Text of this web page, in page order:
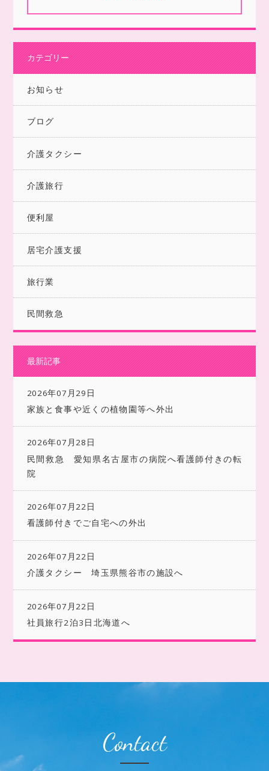
カテゴリー
お知らせ
ブログ
介護タクシー
介護旅行
便利屋
居宅介護支援
旅行業
民間救急
最新記事
2026年07月29日
家族と食事や近くの植物園等へ外出
2026年07月28日
民間救急 愛知県名古屋市の病院へ看護師付きの転
院
2026年07月22日
看護師付きでご自宅への外出
2026年07月22日
介護タクシー 埼玉県熊谷市の施設へ
2026年07月22日
社員旅行2泊3日北海道へ
Contact